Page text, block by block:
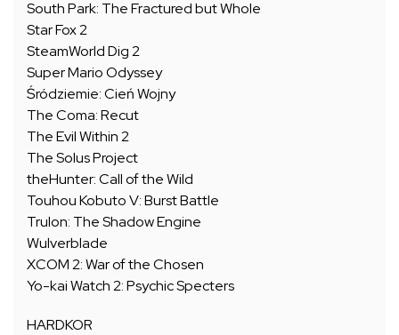
South Park: The Fractured but Whole
Star Fox 2
SteamWorld Dig 2
Super Mario Odyssey
Śródziemie: Cień Wojny
The Coma: Recut
The Evil Within 2
The Solus Project
theHunter: Call of the Wild
Touhou Kobuto V: Burst Battle
Trulon: The Shadow Engine
Wulverblade
XCOM 2: War of the Chosen
Yo-kai Watch 2: Psychic Specters
HARDKOR